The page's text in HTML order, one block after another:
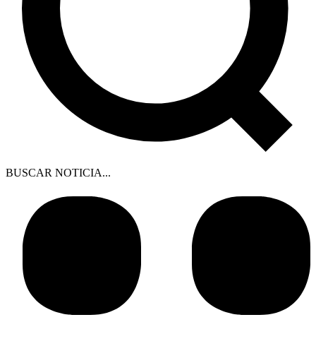
BUSCAR NOTICIA...